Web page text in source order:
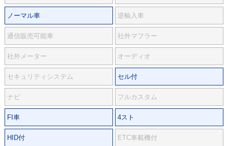
ノーマル車 逆輸入車
通信販売可能車 社外マフラー
社外メーター オーディオ
セキュリティシステム セル付
ナビ フルカスタム
FI車 4スト
HID付 ETC車載機付